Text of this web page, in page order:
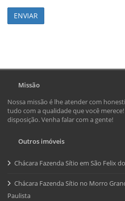
ENVIAR
Missão
Nossa missão é lhe atender com
tudo com a qualidade que você
disposição. Venha falar com a gente!
Outros imóveis
Chácara Fazenda Sítio em São Felix
Chácara Fazenda Sítio no Morro
Paulista